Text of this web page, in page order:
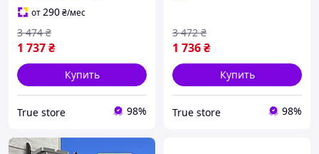
от290₴/мес
1 737₴
3 474 ₴
Купить
True store 98%
1 736₴
3 472 ₴
Купить
True store 98%